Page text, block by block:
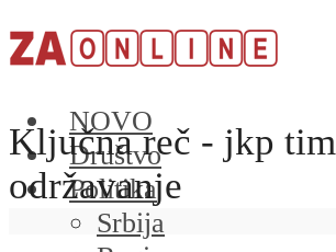
NOVO
Društvo
Politika
Srbija
Ključna reč - jkp
održavanje